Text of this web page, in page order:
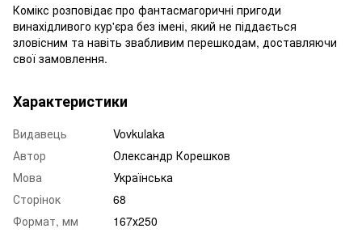
Комікс розповідає про фантасмагоричні пригоди
винахідливого кур'єра без імені, який не піддається
зловісним та навіть звабливим перешкодам, доставляючи
свої замовлення.
Характеристики
Видавець
Vovkulaka
Автор
Олександр Корешков
Мова
Українська
Сторінок
68
Формат, мм
167х250